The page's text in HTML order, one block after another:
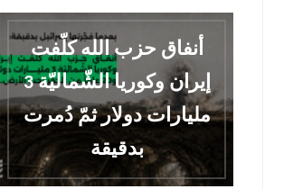
أنفاق حزب الله كلّفت
إيران وكوريا الشّماليّة 3
مليارات دولار ثمّ دُمرت
بدقيقة